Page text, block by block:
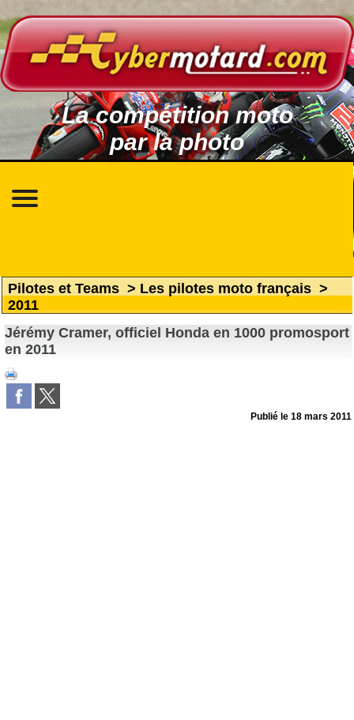
La compétition moto
par la photo
Pilotes et Teams > Les pilotes moto français >
2011
Jérémy Cramer, officiel Honda en 1000 promosport
en 2011
Publié le18 mars 2011